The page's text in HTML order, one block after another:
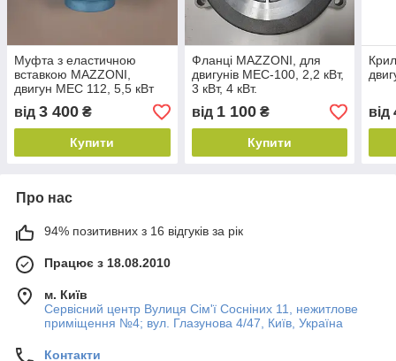
Муфта з еластичною
вставкою MAZZONI,
двигун MEC 112, 5,5 кВт
від 3 400 ₴
Купити
Фланці MAZZONI, для
двигунів MEC-100, 2,2 кВт,
3 кВт, 4 кВт.
від 1 100₴
Купити
від
Про нас
94% позитивних з 16 відгуків за рік
Працює з 18.08.2010
м. Київ
Сервісний центр Вулиця Сім'ї Сосніних 11, нежитлове
приміщення №4; вул. Глазунова 4/47, Київ, Україна
Контакти